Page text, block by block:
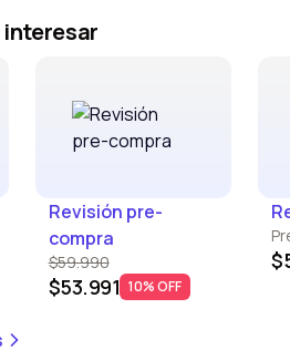
Revisión pre-
compra
$59.990
$53.991 10% OFF